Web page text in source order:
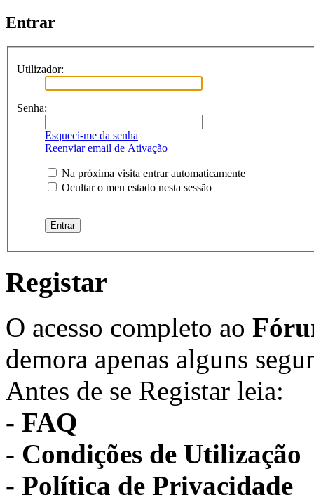
Entrar
Utilizador:
Senha:
Esqueci-me da senha
Reenviar email de Ativação
Na próxima visita entrar automaticamente
Ocultar o meu estado nesta sessão
Registar
O acesso completo ao
demora apenas alguns
Antes de se Registar leia:
- FAQ
- Condições de Utilização
- Política de Privacidade